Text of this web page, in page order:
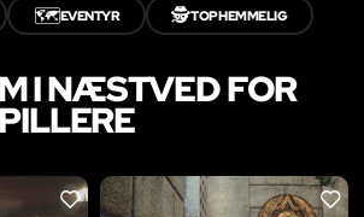
🗺️EVENTYR 🕵️TOPHEMMELIG
I NÆSTVED FOR
LIKE LIKE